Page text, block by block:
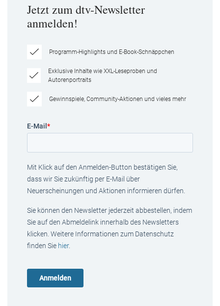
Jetzt zum dtv-Newsletter
anmelden!
Programm-Highlights und E-Book-Schnäppchen
Exklusive Inhalte wie XXL-Leseproben und
Autorenportraits
Gewinnspiele, Community-Aktionen und vieles mehr
E-Mail *
Mit Klick auf den Anmelden-Button bestätigen Sie,
dass wir Sie zukünftig per E-Mail über
Neuerscheinungen und Aktionen informieren dürfen.
Sie können den Newsletter jederzeit abbestellen, indem
Sie auf den Abmeldelink innerhalb des Newsletters
klicken. Weitere Informationen zum Datenschutz
finden Sie hier.